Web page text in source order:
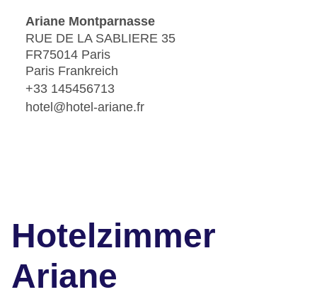
Ariane Montparnasse
RUE DE LA SABLIERE 35
FR75014 Paris
Paris Frankreich
+33 145456713
hotel@hotel-ariane.fr
Hotelzimmer
Ariane